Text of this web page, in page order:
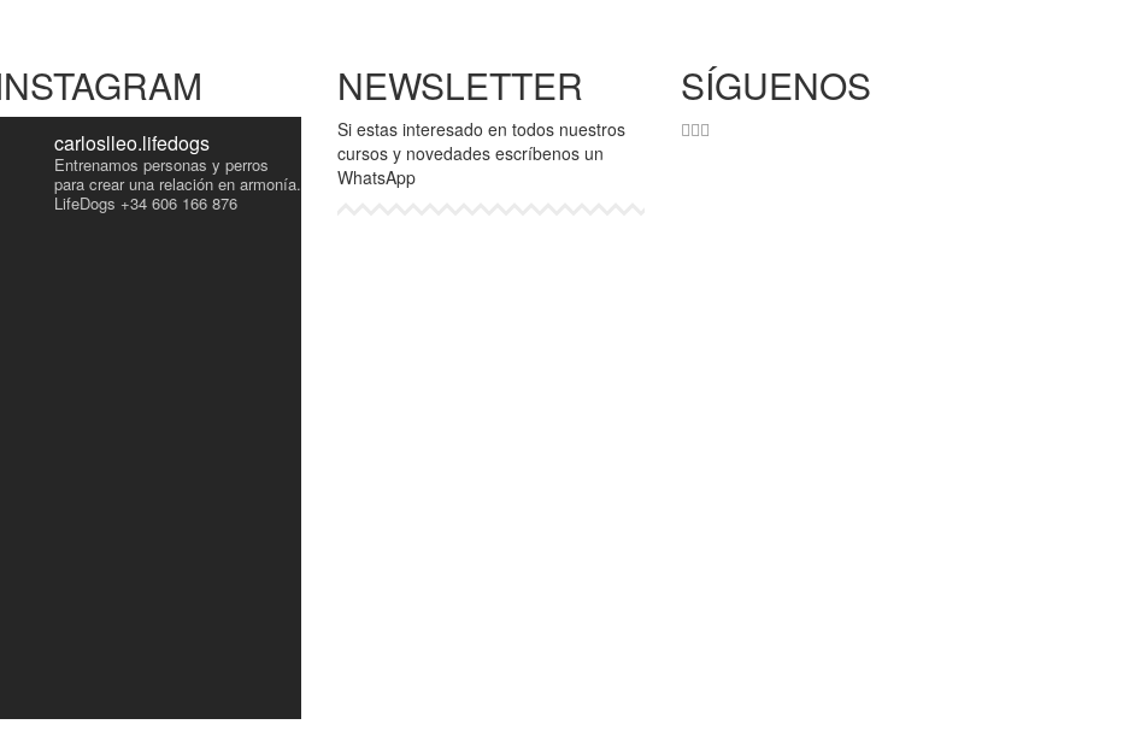
carloslleo.lifedogs
Entrenamos personas y perros
para crear una relación en armonía.
LifeDogs +34 606 166 876
NEWSLETTER
Si estas interesado en todos nuestros
cursos y novedades escríbenos un
WhatsApp
SÍGUENOS